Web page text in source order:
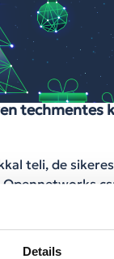
Details
techmentes
teli, de